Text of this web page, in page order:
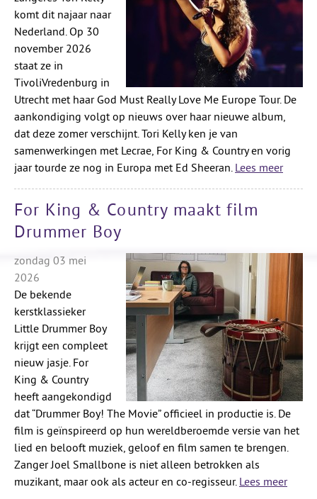
komt dit najaar naar
Nederland. Op 30
november 2026
staat ze in
TivoliVredenburg in
Utrecht met haar God Must Really Love Me Europe Tour. De
aankondiging volgt op nieuws over haar nieuwe album,
dat deze zomer verschijnt. Tori Kelly ken je van
samenwerkingen met Lecrae, For King & Country en vorig
jaar tourde ze nog in Europa met Ed Sheeran. Lees meer
For King & Country maakt film
Drummer Boy
zondag 03 mei
2026
De bekende
kerstklassieker
Little Drummer Boy
krijgt een compleet
nieuw jasje. For
King & Country
heeft aangekondigd
dat “Drummer Boy! The Movie” officieel in productie is. De
film is geïnspireerd op hun wereldberoemde versie van het
lied en belooft muziek, geloof en film samen te brengen.
Zanger Joel Smallbone is niet alleen betrokken als
muzikant, maar ook als acteur en co-regisseur. Lees meer